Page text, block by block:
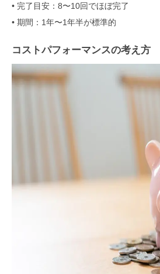
• 完了目安：8〜10回でほぼ完了
• 期間：1年〜1年半が標準的
コストパフォーマンスの考え方